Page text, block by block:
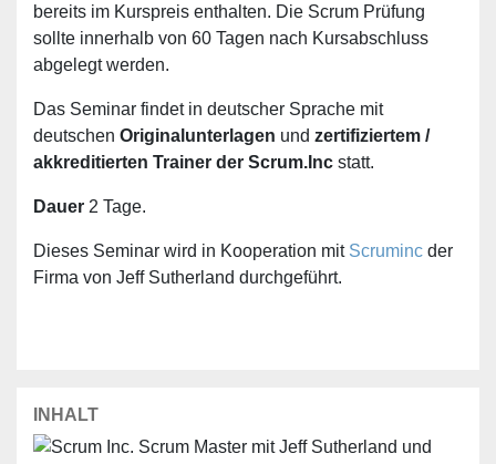
bereits im Kurspreis enthalten. Die Scrum Prüfung
sollte innerhalb von 60 Tagen nach Kursabschluss
abgelegt werden.
Das Seminar findet in deutscher Sprache mit
deutschen Originalunterlagen und zertifiziertem /
akkreditierten Trainer der Scrum.Inc statt.
Dauer 2 Tage.
Dieses Seminar wird in Kooperation mit Scruminc der
Firma von Jeff Sutherland durchgeführt.
INHALT